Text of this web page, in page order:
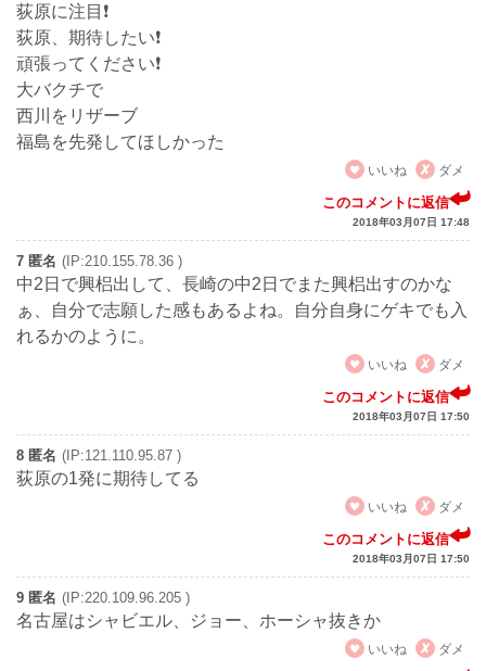
荻原に注目❗
荻原、期待したい❗
頑張ってください❗
大バクチで
西川をリザーブ
福島を先発してほしかった
いいね
ダメ
このコメントに返信
2018年03月07日 17:48
7 匿名 (IP:210.155.78.36 )
中2日で興梠出して、長崎の中2日でまた興梠出すのかな
ぁ、自分で志願した感もあるよね。自分自身にゲキでも入
れるかのように。
いいね
ダメ
このコメントに返信
2018年03月07日 17:50
8 匿名 (IP:121.110.95.87 )
荻原の1発に期待してる
いいね
ダメ
このコメントに返信
2018年03月07日 17:50
9 匿名 (IP:220.109.96.205 )
名古屋はシャビエル、ジョー、ホーシャ抜きか
いいね
ダメ